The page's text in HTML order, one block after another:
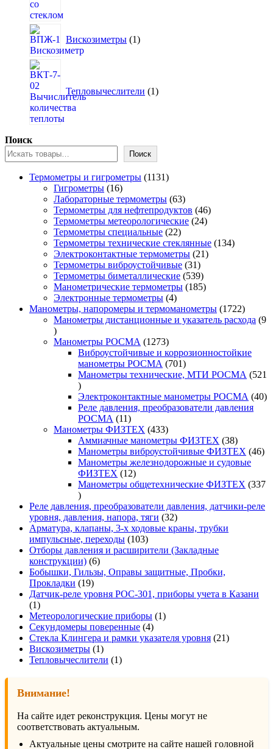
Вискозиметры 1товар
Тепловычеслители 1
Поиск
Поиск
Термометры и гигрометры 11311131
Гигрометры 1616
товаров
Лабораторные термометры 6363
товара
Термометры для нефтепродуктов 4646
Термометры метеорологические 2424
Термометры специальные 2222
товара
Термометры технические стеклянные 134134
Электроконтактные термометры 2121
Термометры виброустойчивые 3131
товар
Термометры биметаллические 539539
товаров
Манометрические термометры 185185
Электронные термометры 44
товара
Манометры, напоромеры и термоманометры 17221722
товара
Манометры дистанционные и указатель расхода 9
9
товаров
Манометры РОСМА 12731273
товара
Виброустойчивые и коррозионностойкие
манометры РОСМА
701701
товар
Манометры технические, МТИ РОСМА
521
521
товар
Электроконтактные манометры РОСМА 4040
Реле давления, преобразователи давления
РОСМА
1111
товаров
Манометры ФИЗТЕХ 433433
товара
Аммиачные манометры ФИЗТЕХ 3838
товаров
Манометры виброустойчивые ФИЗТЕХ 4646
Манометры железнодорожные и судовые
ФИЗТЕХ
1212
товаров
Манометры общетехнические ФИЗТЕХ 337
337
товаров
Реле давления, преобразователи давления, датчики-реле
уровня, давления, напора, тяги 3232
товара
Арматура, клапаны, 3-х ходовые краны, трубки
импульсные, переходы 103103
товара
Отборы давления и расширители (Закладные
конструкции) 66
товаров
Бобышки, Гильзы, Оправы защитные, Пробки,
Прокладки
1919
товаров
Датчик-реле уровня РОС-301, приборы учета в Казани
11
товар
Метеорологические приборы 11
Секундомеры поверенные 44
товара
Стекла Клингера и рамки указателя уровня 2121
Вискозиметры 11
товар
Тепловычеслители 11
Внимание!
На сайте идет реконструкция. Цены могут не
соответствовать актуальным.
Актуальные цены смотрите на сайте нашей головной